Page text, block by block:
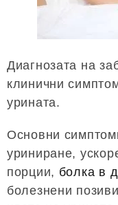
Диагнозата на
клинични
урината.
Основни
уриниране,
порции, болка в
болезнени